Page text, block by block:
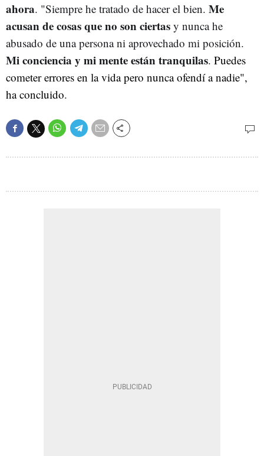
ahora. "Siempre he tratado de hacer el bien. Me
acusan de cosas que no son ciertas y nunca he
abusado de una persona ni aprovechado mi posición.
Mi conciencia y mi mente están tranquilas. Puedes
cometer errores en la vida pero nunca ofendí a nadie",
ha concluido.